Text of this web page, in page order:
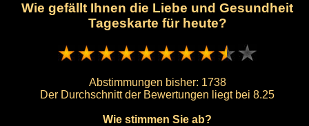
Wie gefällt Ihnen die Liebe und Gesundheit
Tageskarte für heute?
Abstimmungen bisher: 1738
Der Durchschnitt der Bewertungen liegt bei 8.25
Wie stimmen Sie ab?